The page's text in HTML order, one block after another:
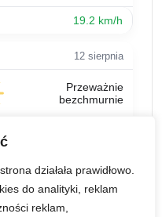
działała prawidłowo.
do analityki, reklam
reklam,
19.2 km/h
12 sierpnia
Przeważnie
bezchmurnie
0 mm (4%)